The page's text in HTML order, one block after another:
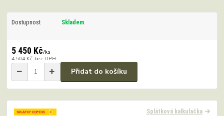
Dostupnost Skladem
5 450 Kč/ks
4 504 Kč bez DPH
Přidat do košíku
Splátková kalkulačka